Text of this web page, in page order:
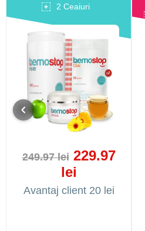
2 Ceaiuri
249.97 lei229.97
lei
Avantaj client 20 lei